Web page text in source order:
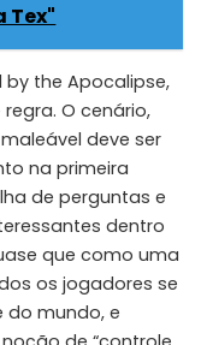
Tex"
the Apocalipse,
O cenário,
deve ser
na primeira
de perguntas e
dentro
que como uma
os jogadores se
do mundo, e